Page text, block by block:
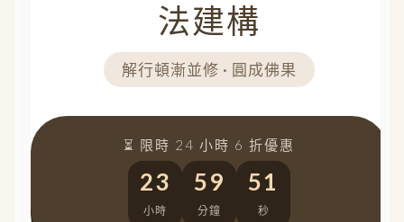
法建構
解行頓漸並修 · 圓成佛果
⏳ 限時 24 小時 6 折優惠
23
小時
59
分鐘
50
秒